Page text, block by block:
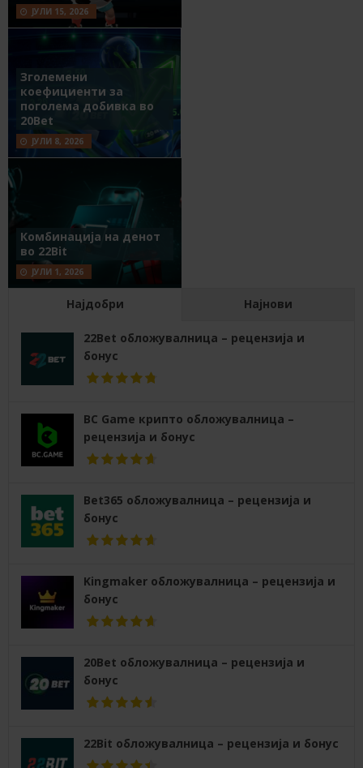
ЈУЛИ 15, 2026
Зголемени
коефициенти за
поголема добивка во
20Bet
ЈУЛИ 8, 2026
Комбинација на денот
во 22Bit
ЈУЛИ 1, 2026
Најдобри Најнови
22Bet обложувалница – рецензија и
бонус
BC Game крипто обложувалница –
рецензија и бонус
Bet365 обложувалница – рецензија и
бонус
Kingmaker обложувалница – рецензија и
бонус
20Bet обложувалница – рецензија и
бонус
22Bit обложувалница – рецензија и бонус